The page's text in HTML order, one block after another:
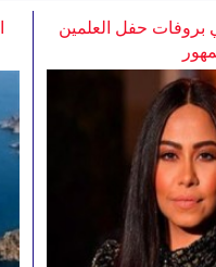
بروفات حفل العلمين